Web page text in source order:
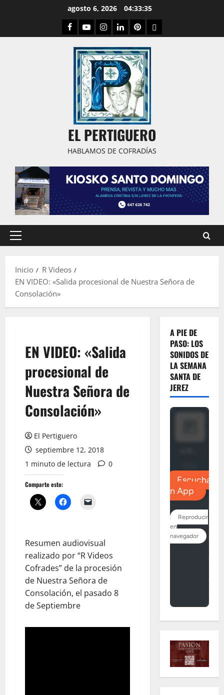
agosto 6, 2026 04:33:36
Facebook
YoutubeInstagram
LinkedPinterestDribbble
EL PERTIGUERO
HABLAMOS DE COFRADÍAS
Menú
Inicio
R Videos
EN VIDEO: «Salida procesional de Nuestra Señora de
Consolación»
EN VIDEO: «Salida
procesional de
Nuestra Señora de
Consolación»
El Pertiguero
septiembre 12, 2018
1 minuto de lectura
0
Comparte esto:
Resumen audiovisual
realizado por “R Videos
Cofrades” de la procesión
de Nuestra Señora de
Consolación, el pasado 8
de Septiembre
A PIE DE
PASO: LOS
SONIDOS DE
LA SEMANA
SANTA DE
JEREZ